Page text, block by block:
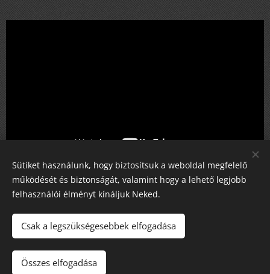
Share
Minden jog fenntartva! 2025
Sütiket használunk, hogy biztosítsuk a weboldal megfelelő
működését és biztonságát, valamint hogy a lehető legjobb
felhasználói élményt kínáljuk Neked.
Csak a legszükségesebbek elfogadása
Összes elfogadása